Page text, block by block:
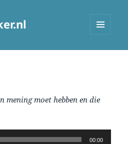
moet hebben en die
00:00